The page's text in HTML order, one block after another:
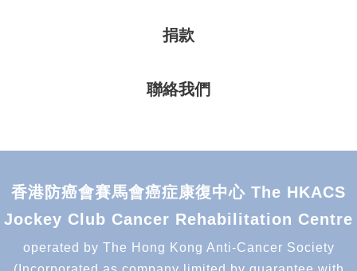
捐款
聯絡我們
香港防癌會賽馬會癌症康復中心 The HKACS
Jockey Club Cancer Rehabilitation Centre
operated by The Hong Kong Anti-Cancer Society